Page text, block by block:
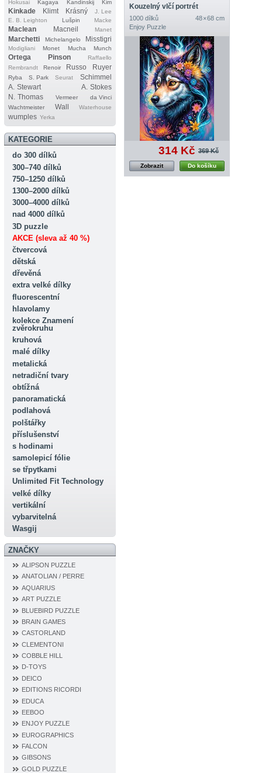
Hokusai
Kagaya Kandinskij Kim
Kinkade Klimt Krásný
J. Lee
E. B. Leighton
Lušpin Macke
Maclean Macneil Manet
Marchetti Michelangelo Misstigri
Modigliani Monet Mucha Munch
Ortega Pinson
Raffaello
Rembrandt
Renoir Russo Ruyer
Ryba S. Park Seurat
Schimmel
A. Stewart
A. Stokes
N. Thomas
Vermeer
da Vinci
Wachtmeister
Wall Waterhouse
wumples Yerka
KATEGORIE
do 300 dílků
300–740 dílků
750–1250 dílků
1300–2000 dílků
3000–4000 dílků
nad 4000 dílků
3D puzzle
AKCE (sleva až 40 %)
čtvercová
dětská
dřevěná
extra velké dílky
fluorescentní
hlavolamy
kolekce Znamení
zvěrokruhu
kruhová
malé dílky
metalická
netradiční tvary
obtížná
panoramatická
podlahová
polštářky
příslušenství
s hodinami
samolepicí fólie
se třpytkami
Unlimited Fit Technology
velké dílky
vertikální
vybarvitelná
Wasgij
ZNAČKY
ALIPSON PUZZLE
ANATOLIAN / PERRE
AQUARIUS
ART PUZZLE
BLUEBIRD PUZZLE
BRAIN GAMES
CASTORLAND
CLEMENTONI
COBBLE HILL
D‐TOYS
DEICO
EDITIONS RICORDI
EDUCA
EEBOO
ENJOY PUZZLE
EUROGRAPHICS
FALCON
GIBSONS
GOLD PUZZLE
Kouzelný vlčí portrét
1000 dílků
48 × 68 cm
Enjoy Puzzle
314 Kč 369 Kč
Do košíku
Zobrazit